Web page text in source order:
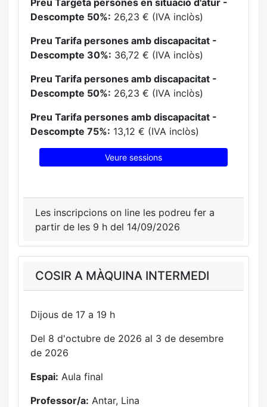
Preu Targeta persones en situació d'atur -
Descompte 50%: 26,23 € (IVA inclòs)
Preu Tarifa persones amb discapacitat -
Descompte 30%: 36,72 € (IVA inclòs)
Preu Tarifa persones amb discapacitat -
Descompte 50%: 26,23 € (IVA inclòs)
Preu Tarifa persones amb discapacitat -
Descompte 75%: 13,12 € (IVA inclòs)
Veure sessions
Les inscripcions on line les podreu fer a
partir de les 9 h del 14/09/2026
COSIR A MÀQUINA INTERMEDI
Dijous de 17 a 19 h
Del 8 d'octubre de 2026 al 3 de desembre
de 2026
Espai: Aula final
Professor/a: Antar, Lina